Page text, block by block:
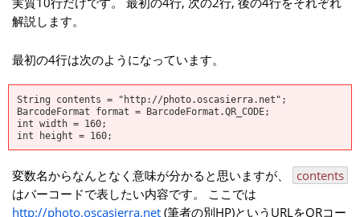
解説します。
最初の4行は次のようになっています。
String contents = "http://photo.oscasierra.net";
BarcodeFormat format = BarcodeFormat.QR_CODE;
int width = 160;
int height = 160;
変数名からなんとなく意味が分かると思いますが、
contents
はバーコードで表したい内容です。 ここでは
http://photo.oscasierra.net (筆者の別HP)というURLをQRコー